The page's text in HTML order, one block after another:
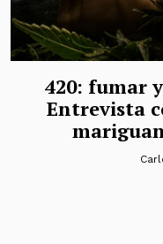
420: fumar
Entrevista